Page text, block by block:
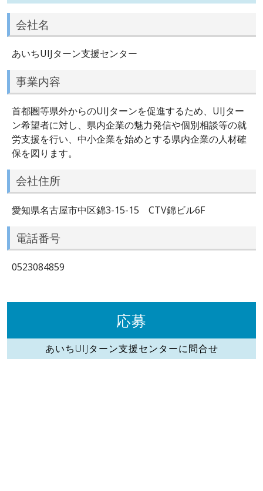
会社名
あいちUIJターン支援センター
事業内容
首都圏等県外からのUIJターンを促進するため、UIJター
ン希望者に対し、県内企業の魅力発信や個別相談等の就
労支援を行い、中小企業を始めとする県内企業の人材確
保を図ります。
会社住所
愛知県名古屋市中区錦3-15-15 CTV錦ビル6F
電話番号
0523084859
応募
あいちUIJターン支援センターに問合せ